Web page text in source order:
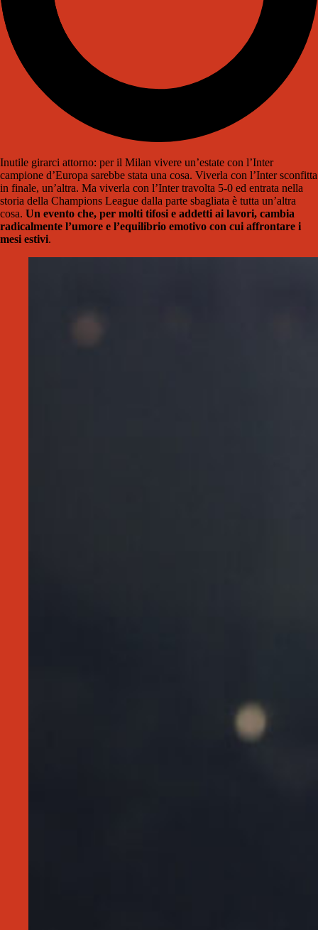
Inutile girarci attorno: per il Milan vivere un’estate con l’Inter
campione d’Europa sarebbe stata una cosa. Viverla con l’Inter sconfitta
in finale, un’altra. Ma viverla con l’Inter travolta 5-0 ed entrata nella
storia della Champions League dalla parte sbagliata è tutta un’altra
cosa. Un evento che, per molti tifosi e addetti ai lavori, cambia
radicalmente l’umore e l’equilibrio emotivo con cui affrontare i
mesi estivi.